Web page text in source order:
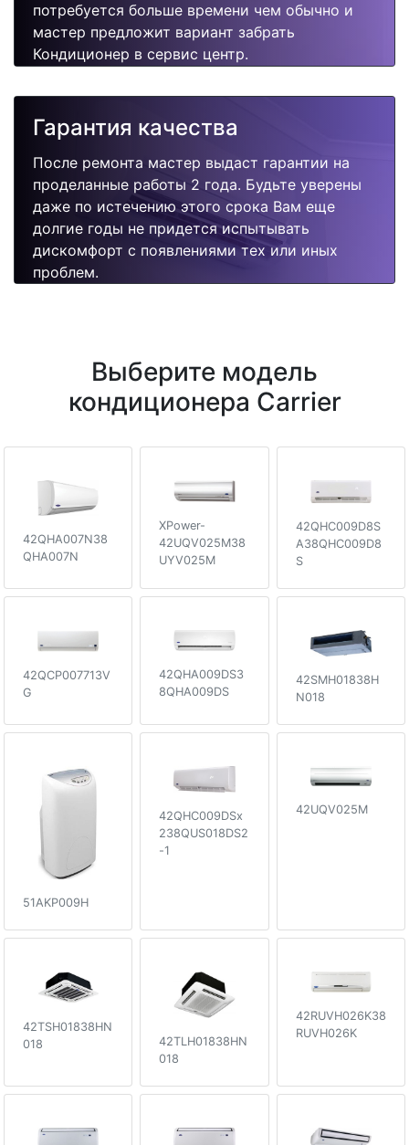
потребуется больше времени чем обычно и
мастер предложит вариант забрать
Кондиционер в сервис центр.
Гарантия качества
После ремонта мастер выдаст гарантии на
проделанные работы 2 года. Будьте уверены
даже по истечению этого срока Вам еще
долгие годы не придется испытывать
дискомфорт с появлениями тех или иных
проблем.
Выберите модель
кондиционера Carrier
42QHA007N38
QHA007N
XPower-
42UQV025M38
UYV025M
42QHC009D8S
A38QHC009D8
S
42QCP007713V
G
42QHA009DS3
8QHA009DS
42SMH01838H
N018
51AKP009H
42QHC009DSx
238QUS018DS2
-1
42UQV025M
42TSH01838HN
018
42TLH01838HN
018
42RUVH026K38
RUVH026K